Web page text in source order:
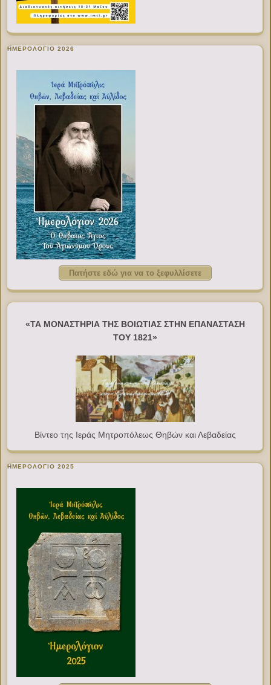
ΗΜΕΡΟΛΟΓΙΟ 2026
Πατήστε εδώ για να το ξεφυλλίσετε
«ΤΑ ΜΟΝΑΣΤΗΡΙΑ ΤΗΣ ΒΟΙΩΤΙΑΣ ΣΤΗΝ ΕΠΑΝΑΣΤΑΣΗ
ΤΟΥ 1821»
Βίντεο της Ιεράς Μητροπόλεως Θηβών και Λεβαδείας
ΗΜΕΡΟΛΟΓΙΟ 2025